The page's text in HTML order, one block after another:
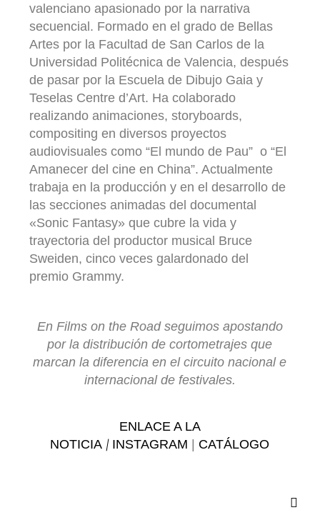
valenciano apasionado por la narrativa
secuencial. Formado en el grado de Bellas
Artes por la Facultad de San Carlos de la
Universidad Politécnica de Valencia, después
de pasar por la Escuela de Dibujo Gaia y
Teselas Centre d’Art. Ha colaborado
realizando animaciones, storyboards,
compositing en diversos proyectos
audiovisuales como “El mundo de Pau” o “El
Amanecer del cine en China”. Actualmente
trabaja en la producción y en el desarrollo de
las secciones animadas del documental
«Sonic Fantasy» que cubre la vida y
trayectoria del productor musical Bruce
Sweiden, cinco veces galardonado del
premio Grammy.
En Films on the Road seguimos apostando
por la distribución de cortometrajes que
marcan la diferencia en el circuito nacional e
internacional de festivales.
ENLACE A LA
NOTICIA | INSTAGRAM | CATÁLOGO